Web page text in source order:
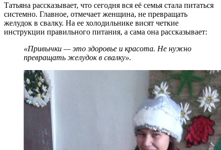
Татьяна рассказывает, что сегодня вся её семья стала питаться
системно. Главное, отмечает женщина, не превращать
желудок в свалку. На ее холодильнике висят четкие
инструкции правильного питания, а сама она рассказывает:
«Привычки — это здоровье и красота. Не нужно
превращать желудок в свалку».